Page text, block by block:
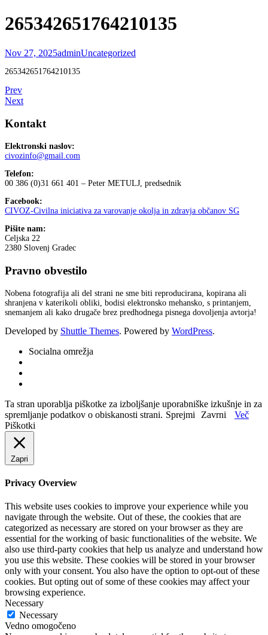
265342651764210135
Nov 27, 2025adminUncategorized
265342651764210135
Prev
Next
Kontakt
Elektronski naslov:
civozinfo@gmail.com
Telefon:
00 386 (0)31 661 401 – Peter METULJ, predsednik
Facebook:
CIVOZ-Civilna iniciativa za varovanje okolja in zdravja občanov SG
Pišite nam:
Celjska 22
2380 Slovenj Gradec
Pravno obvestilo
Nobena fotografija ali del strani ne sme biti reproducirana, kopirana ali
shranjena v katerikoli obliki, bodisi elektronsko mehansko, s printanjem,
snemanjem ali kako drugače brez predhodnega pisnega dovoljenja avtorja!
Developed by Shuttle Themes. Powered by WordPress.
Socialna omrežja
Ta stran uporablja piškotke za izboljšanje uporabniške izkušnje in za
spremljanje podatkov o obiskanosti strani. Sprejmi Zavrni
Več
Piškotki
Zapri
Privacy Overview
This website uses cookies to improve your experience while you
navigate through the website. Out of these, the cookies that are
categorized as necessary are stored on your browser as they are
essential for the working of basic functionalities of the website. We
also use third-party cookies that help us analyze and understand how
you use this website. These cookies will be stored in your browser
only with your consent. You also have the option to opt-out of these
cookies. But opting out of some of these cookies may affect your
browsing experience.
Necessary
Necessary
Vedno omogočeno